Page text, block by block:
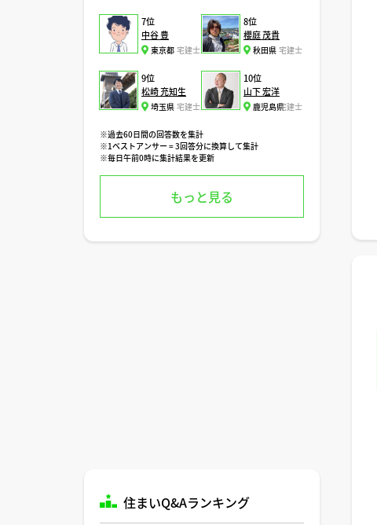
7位
中谷 豊
宅建士
東京都
8位
櫻庭 茂貴
宅建士
秋田県
9位
松崎 充知生
宅建士
埼玉県
10位
山下 宏洋
宅建士
鹿児島県
※過去60日間の回答数を集計
※1ベストアンサー = 3回答分に換算して集計
※毎日午前0時に集計結果を更新
もっと見る
住まいQ&Aランキング